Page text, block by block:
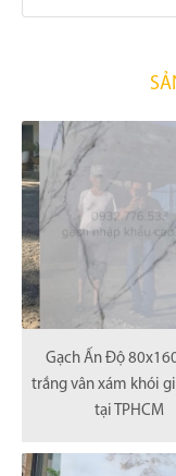
Gạch Ấn Độ
trắng vân xám khói
tại TPHCM